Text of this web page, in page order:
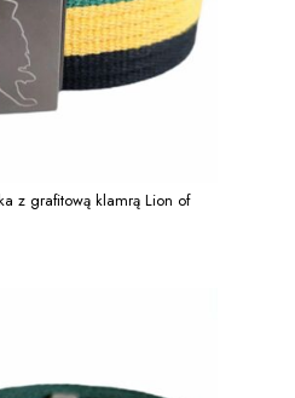
z grafitową klamrą Lion of